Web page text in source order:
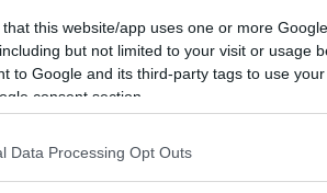
that this website/app uses one or more
but not limited to your visit or usage
to Google and its third-party tags to use
consent section.
Data Processing Opt Outs
Avbrutna
0
Oavgjorda
0
Sysselsättning
Jobbar